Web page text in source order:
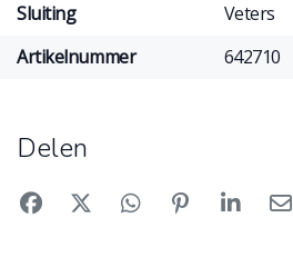
Sluiting
Veters
Artikelnummer
642710
Delen